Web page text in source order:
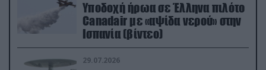
Υποδοχή ήρωα σε Έλληνα πιλότο
Canadair με «αψίδα νερού» στην
Ισπανία (βίντεο)
29.07.2026